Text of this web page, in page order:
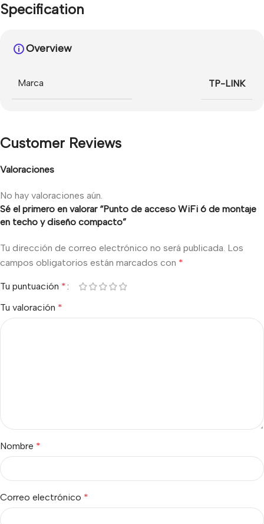
Specification
Overview
Marca TP-LINK
Customer Reviews
Valoraciones
No hay valoraciones aún.
Sé el primero en valorar “Punto de acceso WiFi 6 de montaje
en techo y diseño compacto”
Tu dirección de correo electrónico no será publicada. Los
campos obligatorios están marcados con *
Tu puntuación *
Tu valoración *
Nombre *
Correo electrónico *